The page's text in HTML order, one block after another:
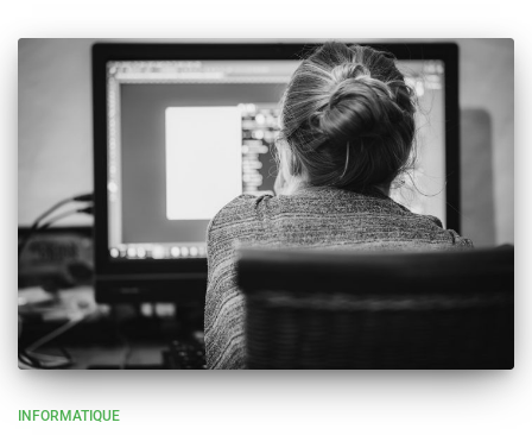
INFORMATIQUE